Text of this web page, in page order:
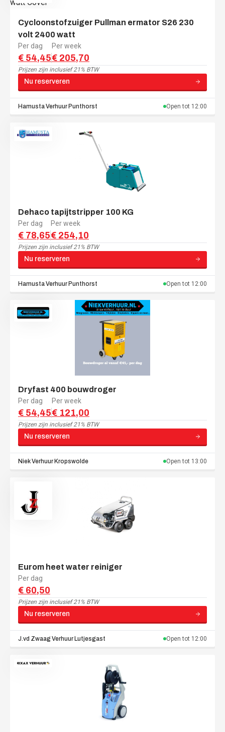
Cycloonstofzuiger Pullman ermator S26 230
volt 2400 watt
Per dag
€ 54,45
Per week
€ 205,70
Prijzen zijn inclusief 21% BTW
Nu reserveren
Hamusta VerhuurPunthorst Open tot 12:00
Dehaco tapijtstripper 100 KG
Per dag
€ 78,65
Per week
€ 254,10
Prijzen zijn inclusief 21% BTW
Nu reserveren
Hamusta VerhuurPunthorst Open tot 12:00
Dryfast 400 bouwdroger
Per dag
€ 54,45
Per week
€ 121,00
Prijzen zijn inclusief 21% BTW
Nu reserveren
Niek VerhuurKropswolde Open tot 13:00
Eurom heet water reiniger
Per dag
€ 60,50
Prijzen zijn inclusief 21% BTW
Nu reserveren
J.vd Zwaag VerhuurLutjesgast Open tot 12:00